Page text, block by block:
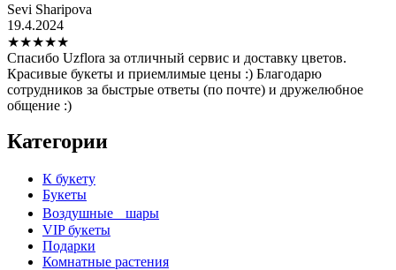
Sevi Sharipova
19.4.2024
★★★★★
Спасибо Uzflora за отличный сервис и доставку цветов.
Красивые букеты и приемлимые цены :) Благодарю
сотрудников за быстрые ответы (по почте) и дружелюбное
общение :)
Категории
К букету
Букеты
Воздушные шары
VIP букеты
Подарки
Комнатные растения